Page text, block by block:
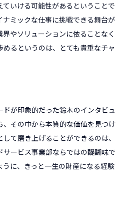
ていける可能性があるということで
ミックな仕事に挑戦できる舞台が
やソリューションに依ることなく
めるというのは、とても貴重なチャ
ドが印象的だった鈴木のインタビュ
、その中から本質的な価値を見つけ
て磨き上げることができるのは、
サービス事業部ならではの醍醐味で
に、きっと一生の財産になる経験